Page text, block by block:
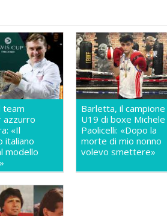
team
azzurro
«Il
italiano
modello
Barletta, il campione
U19 di boxe Michele
Paolicelli: «Dopo la
morte di mio nonno
volevo smettere»